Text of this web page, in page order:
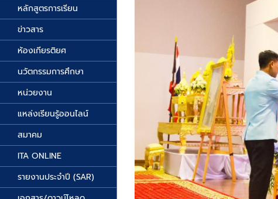
หลักสูตรการเรียน
ข่าวสาร
ห้องเกียรติยศ
นวัตกรรมการศึกษา
หน่วยงาน
แหล่งเรียนรู้ออนไลน์
สมาคม
ITA ONLINE
รายงานประจำปี (SAR)